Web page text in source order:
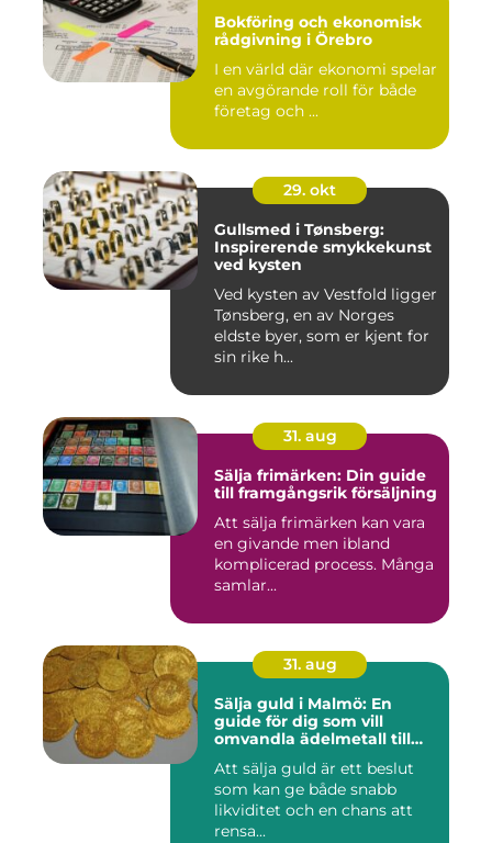
Bokföring och ekonomisk
rådgivning i Örebro
I en värld där ekonomi spelar
en avgörande roll för både
företag och ...
29. okt
Gullsmed i Tønsberg:
Inspirerende smykkekunst
ved kysten
Ved kysten av Vestfold ligger
Tønsberg, en av Norges
eldste byer, som er kjent for
sin rike h...
31. aug
Sälja frimärken: Din guide
till framgångsrik försäljning
Att sälja frimärken kan vara
en givande men ibland
komplicerad process. Många
samlar...
31. aug
Sälja guld i Malmö: En
guide för dig som vill
omvandla ädelmetall till
Att sälja guld är ett beslut
som kan ge både snabb
likviditet och en chans att
rensa...